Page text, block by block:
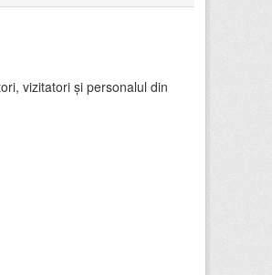
vizitatori și personalul din